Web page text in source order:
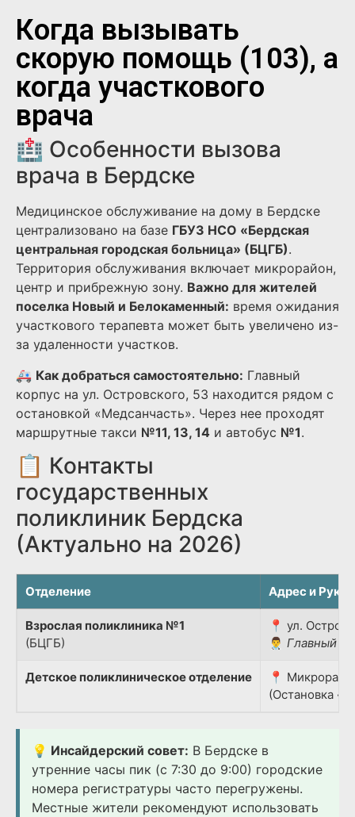
Когда вызывать
скорую помощь (103), а
когда участкового
врача
🏥 Особенности вызова
врача в Бердске
Медицинское обслуживание на дому в Бердске
централизовано на базе ГБУЗ НСО «Бердская
центральная городская больница» (БЦГБ).
Территория обслуживания включает микрорайон,
центр и прибрежную зону. Важно для жителей
поселка Новый и Белокаменный: время ожидания
участкового терапевта может быть увеличено из-
за удаленности участков.
🚑 Как добраться самостоятельно: Главный
корпус на ул. Островского, 53 находится рядом с
остановкой «Медсанчасть». Через нее проходят
маршрутные такси №11, 13, 14 и автобус №1.
📋 Контакты
государственных
поликлиник Бердска
(Актуально на 2026)
Отделение Адрес и
Взрослая поликлиника №1
(БЦГБ)
📍 ул.
👨‍⚕️ Главный
Детское поликлиническое отделение
📍
(Остановка
💡 Инсайдерский совет: В Бердске в
утренние часы пик (с 7:30 до 9:00) городские
номера регистратуры часто перегружены.
Местные жители рекомендуют использовать